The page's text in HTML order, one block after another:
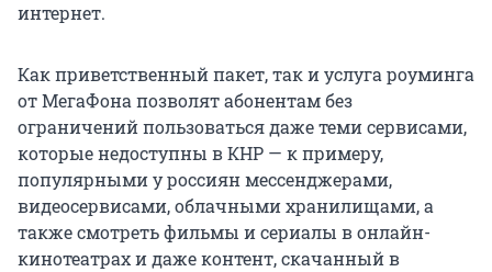
интернет.
Как приветственный пакет, так и услуга роуминга
от МегаФона позволят абонентам без
ограничений пользоваться даже теми сервисами,
которые недоступны в КНР — к примеру,
популярными у россиян мессенджерами,
видеосервисами, облачными хранилищами, а
также смотреть фильмы и сериалы в онлайн-
кинотеатрах и даже контент, скачанный в